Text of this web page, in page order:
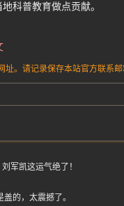
科普教育做点贡献。
。请记录保存本站官方联系邮
军凯这运气绝了！
的，太震撼了。